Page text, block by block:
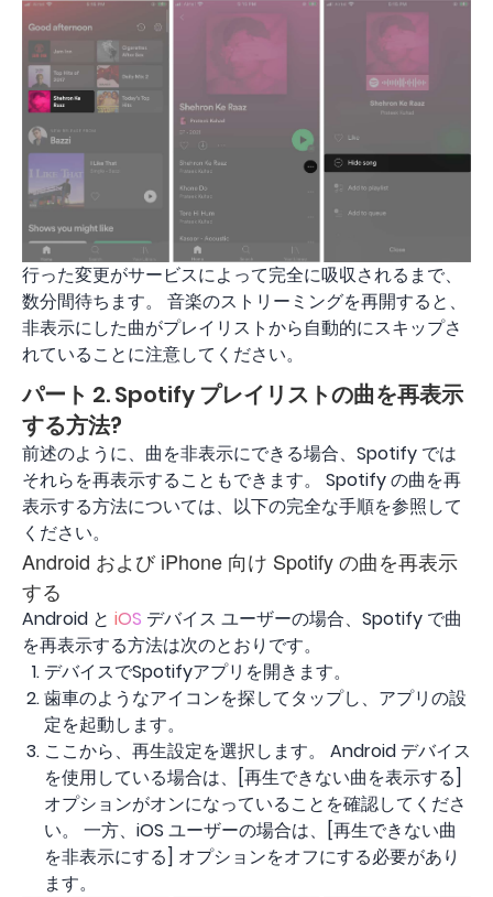
行った変更がサービスによって完全に吸収されるまで、
数分間待ちます。 音楽のストリーミングを再開すると、
非表示にした曲がプレイリストから自動的にスキップさ
れていることに注意してください。
パート 2. Spotify プレイリストの曲を再表示
する方法?
前述のように、曲を非表示にできる場合、Spotify では
それらを再表示することもできます。 Spotify の曲を再
表示する方法については、以下の完全な手順を参照して
ください。
Android および iPhone 向け Spotify の曲を再表示
する
Android と iOS デバイス ユーザーの場合、Spotify で曲
を再表示する方法は次のとおりです。
デバイスでSpotifyアプリを開きます。
歯車のようなアイコンを探してタップし、アプリの設
定を起動します。
ここから、再生設定を選択します。 Android デバイス
を使用している場合は、[再生できない曲を表示する]
オプションがオンになっていることを確認してくださ
い。 一方、iOS ユーザーの場合は、[再生できない曲
を非表示にする] オプションをオフにする必要があり
ます。